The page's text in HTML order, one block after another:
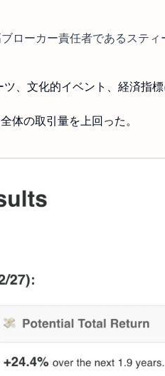
ローカー責任者であるステ
、文化的イベント、経済指
体の取引量を上回った。